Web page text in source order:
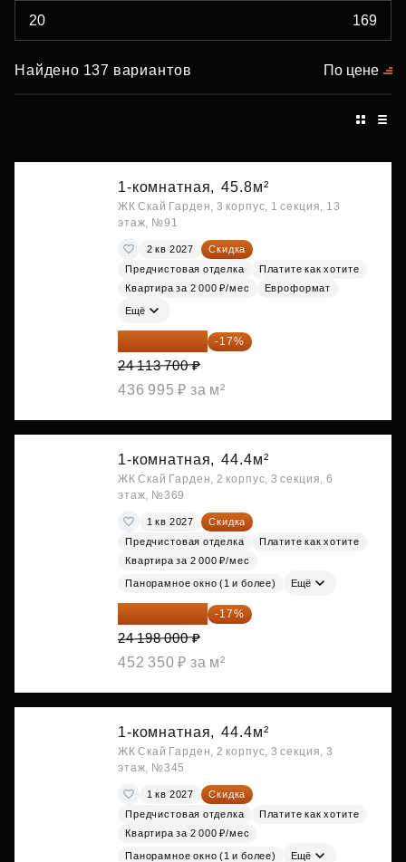
Найдено 137 вариантов По цене
1-комнатная, 45.8м²
ЖК Скай Гарден, 3 корпус, 1 секция, 13
этаж, №91
2 кв 2027
Скидка
Предчистовая отделка
Платите как хотите
Квартира за 2 000 ₽/мес
Евроформат
Ещё
20 014 371 ₽ -17%
24 113 700 ₽
436 995 ₽ за м²
1-комнатная, 44.4м²
ЖК Скай Гарден, 2 корпус, 3 секция, 6
этаж, №369
1 кв 2027
Скидка
Предчистовая отделка
Платите как хотите
Квартира за 2 000 ₽/мес
Панорамное окно (1 и более) Ещё
20 084 340 ₽ -17%
24 198 000 ₽
452 350 ₽ за м²
1-комнатная, 44.4м²
ЖК Скай Гарден, 2 корпус, 3 секция, 3
этаж, №345
1 кв 2027
Скидка
Предчистовая отделка
Платите как хотите
Квартира за 2 000 ₽/мес
Панорамное окно (1 и более) Ещё